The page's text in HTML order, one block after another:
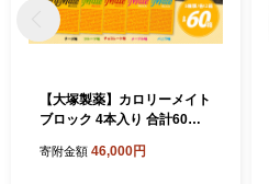
【大塚製薬】カロリーメイト
ブロック 4本入り 合計60箱 5
ロリーメイト チョコ バニラ
寄附金額 46,000円